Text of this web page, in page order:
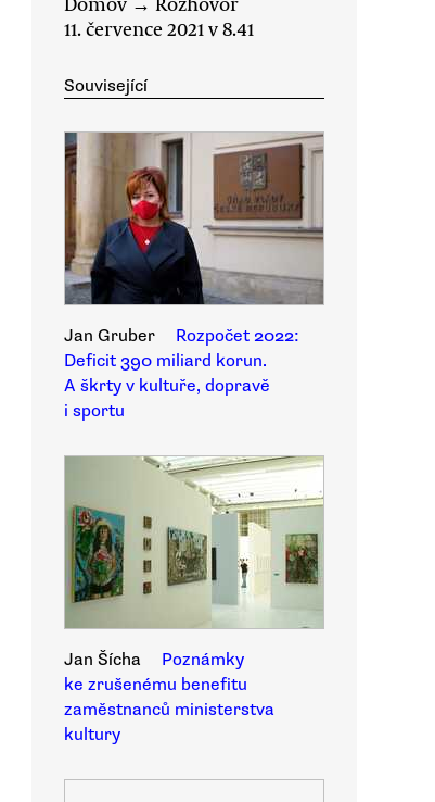
11. července 2021 v 8.41
Související
Jan Gruber
Rozpočet 2022:
Deficit 390 miliard korun.
A škrty v kultuře, dopravě
i sportu
Jan Šícha
Poznámky
ke zrušenému benefitu
zaměstnanců ministerstva
kultury